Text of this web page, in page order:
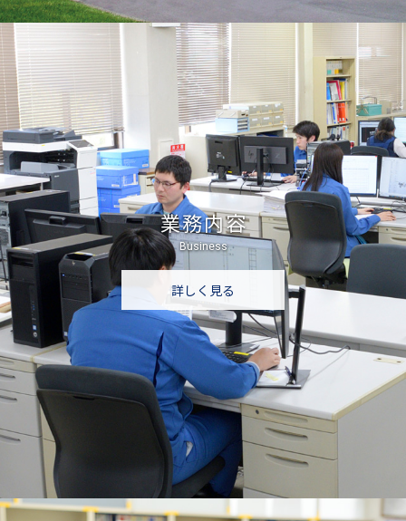
業務内容
Business
詳しく見る